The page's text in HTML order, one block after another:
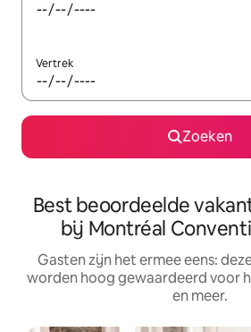
Vertrek
Zoeken
Best beoordeelde
bij Montréal
Gasten zijn het ermee eens:
worden hoog gewaardeerd voor
en meer.